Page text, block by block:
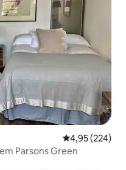
4,95 de uma
4,95 (224)
Parsons Green